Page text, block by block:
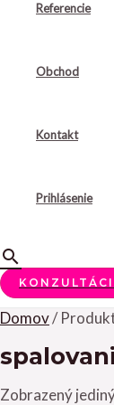
Referencie
Obchod
Kontakt
Prihlásenie
Hľadať
Domov/
Zobrazený